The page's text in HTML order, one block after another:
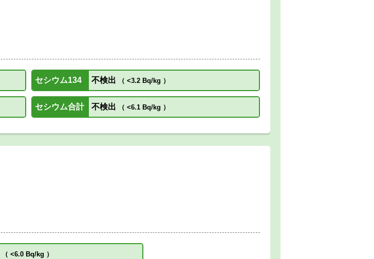
セシウム134 不検出 （ <3.2 Bq/kg ）
セシウム合計 不検出 （ <6.1 Bq/kg ）
（ <6.0 Bq/kg ）